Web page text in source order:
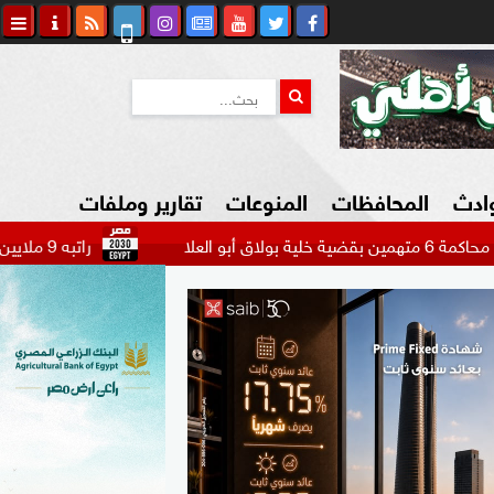
شكاوي المواطن
المحافظات المنوعات
السياحة في مصر
التكنولوجيا
المرأة والأسرة
السيارات
تقارير وملفات
راتبه 9 ملايين دولار.. بيراميدز يتحرك لضم مهاجم الاتحاد السعودي...